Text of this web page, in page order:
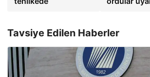
Tavsiye Edilen Haberler